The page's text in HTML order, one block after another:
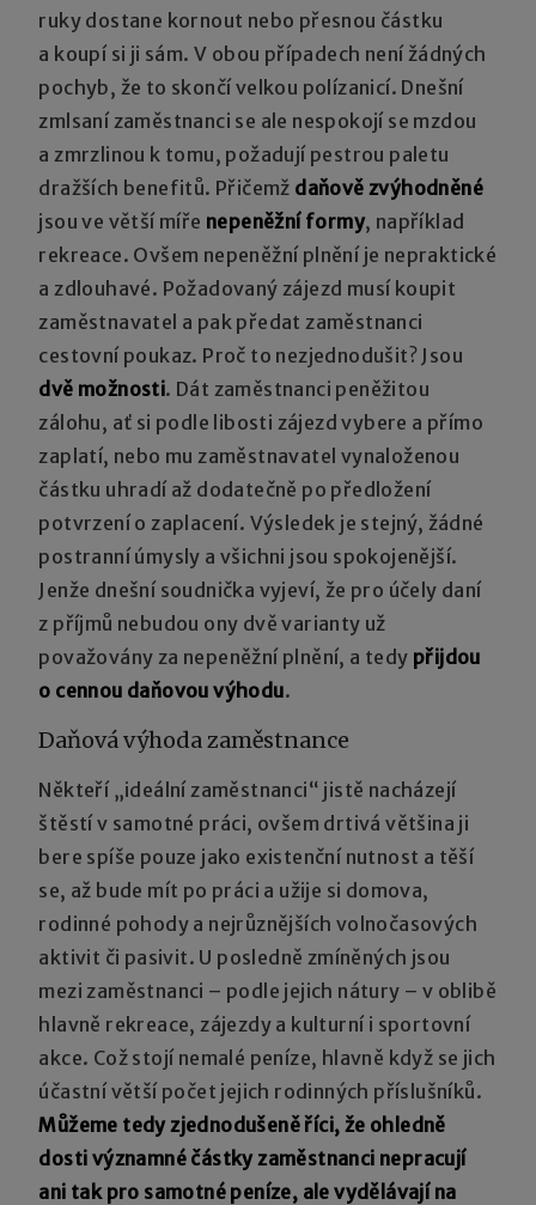
ruky dostane kornout nebo přesnou částku
a koupí si ji sám. V obou případech není žádných
pochyb, že to skončí velkou polízanicí. Dnešní
zmlsaní zaměstnanci se ale nespokojí se mzdou
a zmrzlinou k tomu, požadují pestrou paletu
dražších benefitů. Přičemž daňově zvýhodněné
jsou ve větší míře nepeněžní formy, například
rekreace. Ovšem nepeněžní plnění je nepraktické
a zdlouhavé. Požadovaný zájezd musí koupit
zaměstnavatel a pak předat zaměstnanci
cestovní poukaz. Proč to nezjednodušit? Jsou
dvě možnosti. Dát zaměstnanci peněžitou
zálohu, ať si podle libosti zájezd vybere a přímo
zaplatí, nebo mu zaměstnavatel vynaloženou
částku uhradí až dodatečně po předložení
potvrzení o zaplacení. Výsledek je stejný, žádné
postranní úmysly a všichni jsou spokojenější.
Jenže dnešní soudnička vyjeví, že pro účely daní
z příjmů nebudou ony dvě varianty už
považovány za nepeněžní plnění, a tedy přijdou
o cennou daňovou výhodu.
Daňová výhoda zaměstnance
Někteří „ideální zaměstnanci“ jistě nacházejí
štěstí v samotné práci, ovšem drtivá většina ji
bere spíše pouze jako existenční nutnost a těší
se, až bude mít po práci a užije si domova,
rodinné pohody a nejrůznějších volnočasových
aktivit či pasivit. U posledně zmíněných jsou
mezi zaměstnanci – podle jejich nátury – v oblibě
hlavně rekreace, zájezdy a kulturní i sportovní
akce. Což stojí nemalé peníze, hlavně když se jich
účastní větší počet jejich rodinných příslušníků.
Můžeme tedy zjednodušeně říci, že ohledně
dosti významné částky zaměstnanci nepracují
ani tak pro samotné peníze, ale vydělávají na